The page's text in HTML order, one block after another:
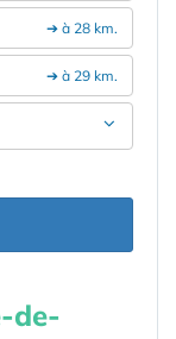
➔ à 28 km.
➔ à 29 km.
de-